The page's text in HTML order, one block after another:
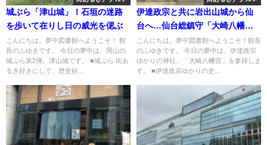
城ぶら「津山城」！石垣の迷路
を歩いて在りし日の威光を偲ぶ
こんにちは。夢中図書館へようこそ！ 館
長のふゆきです。 今日の夢中は、岡山の
城ぶら第2弾。津山城です。 ■城ぶら 街あ
るき好きにして、歴史好...
伊達政宗と共に岩出山城から仙
台へ…仙台総鎮守「大崎八幡
宮」
こんにちは。夢中図書館へようこそ！館長
のふゆきです。 今日の夢中は、伊達政宗
ゆかりの神社、「大崎八幡宮」を参拝しま
す。 ■伊達政宗ゆかりの史...